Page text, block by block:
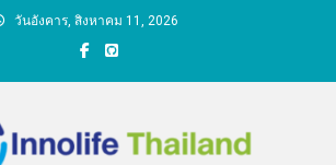
วันอังคาร, สิงหาคม 11, 2026